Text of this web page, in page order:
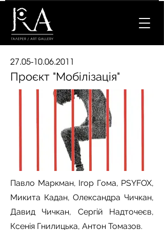
27.05-10.06.2011
Проєкт "Мобілізація"
Павло Маркман, Ігор Гома, PSYFOX,
Микита Кадан, Олександра Чичкан,
Давид Чичкан, Сергій Надточеєв,
Ксенія Гнилицька, Антон Томазов.